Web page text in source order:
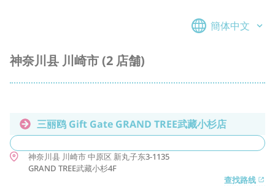
簡体中文
神奈川县 川崎市 (2 店舗)
三丽鸥 Gift Gate GRAND TREE武藏小杉店
神奈川县 川崎市中原区 新丸子东3-1135
GRAND TREE武藏小杉4F
查找路线